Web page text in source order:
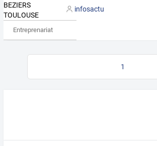
infosactu
Entreprenariat
1